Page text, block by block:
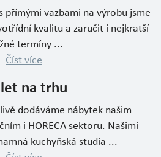
přímými vazbami na výrobu jsme
kvalitu a zaručit i nejkratší
termíny ...
Číst více
na trhu
dodáváme nábytek našim
i HORECA sektoru. Našimi
kuchyňská studia ...